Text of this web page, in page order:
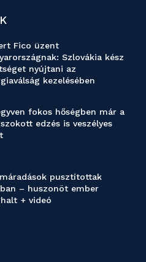
Fico üzent
Szlovákia kész
nyújtani az
kezelésében
fokos hőségben már a
edzés is veszélyes
pusztítottak
– huszonöt ember
+ videó